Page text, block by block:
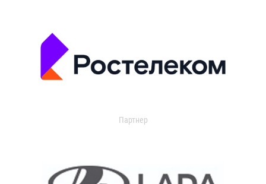
Партнер